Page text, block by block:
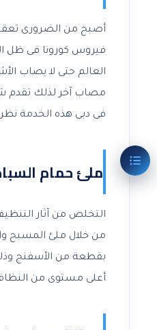
أصبح من الضرورى
فيروس كورونا فى ظل
العالم حتى لا
مصاب آخر لذلك تقدم
فى دبى هذه الخدمة
ملئ حمام
التخلص من آثار
من خلال ملئ المسبح
بقطعة من الأسفنج
أعلى مستوى من